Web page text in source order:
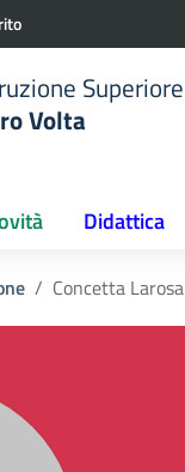
Superiore
Volta
Didattica
Concetta Larosa